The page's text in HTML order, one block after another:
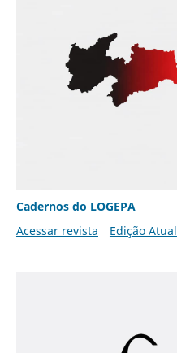
Cadernos do LOGEPA
Acessar revista
Edição Atual